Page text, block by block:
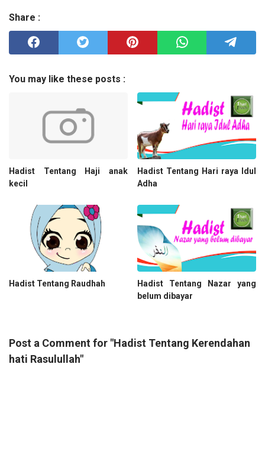
Share :
You may like these posts :
Hadist Tentang Haji anak
kecil
Hadist Tentang Hari raya Idul
Adha
Hadist Tentang Raudhah
Hadist Tentang Nazar yang
belum dibayar
Post a Comment for "Hadist Tentang Kerendahan
hati Rasulullah"